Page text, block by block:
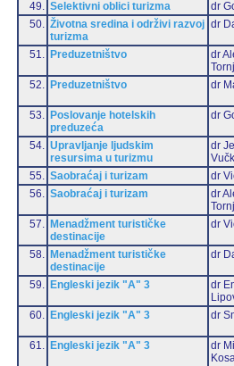
49.
Selektivni oblici turizma
dr
50.
Životna sredina i održivi razvoj
turizma
dr
51. Preduzetništvo
dr
52.
Preduzetništvo dr
53.
Poslovanje hotelskih
preduzeća
dr
54.
Upravljanje ljudskim
resursima u turizmu
dr
55.
Saobraćaj i turizam
dr
56.
Saobraćaj i turizam
dr
57.
Menadžment turističke
destinacije
dr
58.
Menadžment turističke
destinacije
dr
59. Engleski jezik "A" 3
dr
60.
Engleski jezik "A" 3 dr
61. Engleski jezik "A" 3
dr